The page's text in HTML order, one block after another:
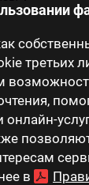
третьих
онлайн-
в